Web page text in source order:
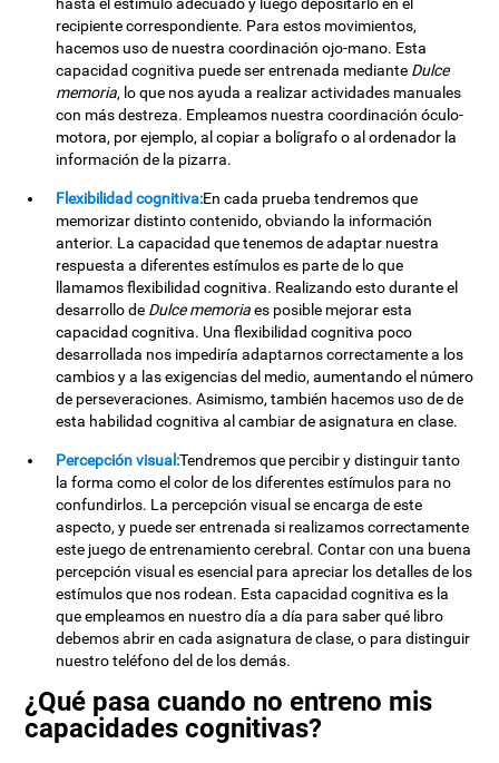
hasta el estímulo adecuado y luego depositarlo en el
recipiente correspondiente. Para estos movimientos,
hacemos uso de nuestra coordinación ojo-mano. Esta
capacidad cognitiva puede ser entrenada mediante Dulce
memoria, lo que nos ayuda a realizar actividades manuales
con más destreza. Empleamos nuestra coordinación óculo-
motora, por ejemplo, al copiar a bolígrafo o al ordenador la
información de la pizarra.
Flexibilidad cognitiva:En cada prueba tendremos que
memorizar distinto contenido, obviando la información
anterior. La capacidad que tenemos de adaptar nuestra
respuesta a diferentes estímulos es parte de lo que
llamamos flexibilidad cognitiva. Realizando esto durante el
desarrollo de Dulce memoriaes posible mejorar esta
capacidad cognitiva. Una flexibilidad cognitiva poco
desarrollada nos impediría adaptarnos correctamente a los
cambios y a las exigencias del medio, aumentando el número
de perseveraciones. Asimismo, también hacemos uso de de
esta habilidad cognitiva al cambiar de asignatura en clase.
Percepción visual:Tendremos que percibir y distinguir tanto
la forma como el color de los diferentes estímulos para no
confundirlos. La percepción visual se encarga de este
aspecto, y puede ser entrenada si realizamos correctamente
este juego de entrenamiento cerebral. Contar con una buena
percepción visual es esencial para apreciar los detalles de los
estímulos que nos rodean. Esta capacidad cognitiva es la
que empleamos en nuestro día a día para saber qué libro
debemos abrir en cada asignatura de clase, o para distinguir
nuestro teléfono del de los demás.
¿Qué pasa cuando no entreno mis
capacidades cognitivas?